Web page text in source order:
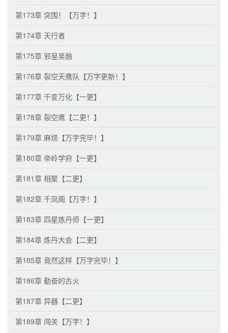
第173章 突围！【万字！】
第174章 天行者
第175章 邪皇吴融
第176章 裂空天鹰队【万字更新！】
第177章 千变万化【一更】
第178章 裂空鹰【二更！】
第179章 麻烦【万字完毕！】
第180章 帝岭学府【一更】
第181章 相聚【二更】
第182章 千凤阁【万字！】
第183章 四星炼丹师【一更】
第184章 炼丹大会【二更】
第185章 竟然这样【万字完毕！】
第186章 勤奋的古火
第187章 异器【二更】
第189章 闯关【万字！】